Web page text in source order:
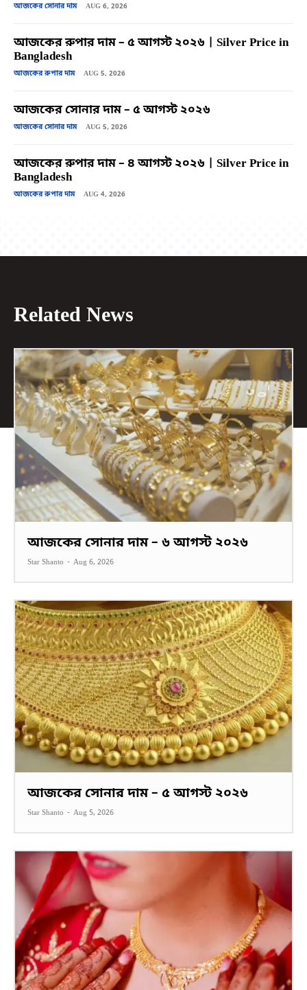
আজকের সোনার দাম AUG 6, 2026
আজকের রুপার দাম – ৫ আগস্ট ২০২৬ | Silver Price in
Bangladesh
আজকের রুপার দাম AUG 5, 2026
আজকের সোনার দাম – ৫ আগস্ট ২০২৬
আজকের সোনার দাম AUG 5, 2026
আজকের রুপার দাম – ৪ আগস্ট ২০২৬ | Silver Price in
Bangladesh
আজকের রুপার দাম AUG 4, 2026
Related News
আজকের সোনার দাম – ৬ আগস্ট ২০২৬
Star Shanto - Aug 6, 2026
আজকের সোনার দাম – ৫ আগস্ট ২০২৬
Star Shanto - Aug 5, 2026